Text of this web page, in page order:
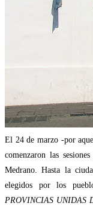
El 24 de marzo -por
comenzaron las
Medrano. Hasta la
elegidos por los
PROVINCIAS UNIDAS